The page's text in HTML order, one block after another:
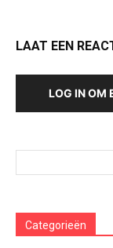
LAAT EEN
LOG IN OM
Categorieën